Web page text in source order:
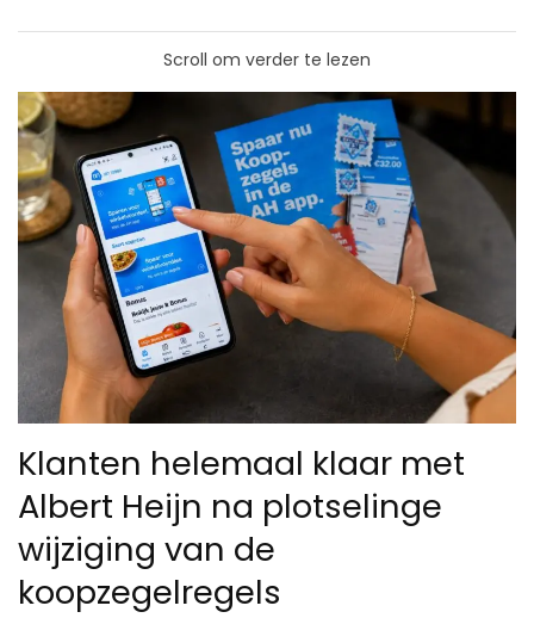
Scroll om verder te lezen
Klanten helemaal klaar met
Albert Heijn na plotselinge
wijziging van de
koopzegelregels